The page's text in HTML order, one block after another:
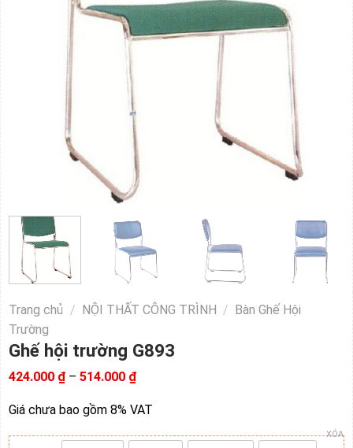
Trang chủ / NỘI THẤT CÔNG TRÌNH / Bàn Ghế Hội
Trường
Ghế hội trường G893
424.000 ₫ – 514.000 ₫Khoảng
từ
424.000 ₫
514.000 ₫
Giá chưa bao gồm 8% VAT
XÓA